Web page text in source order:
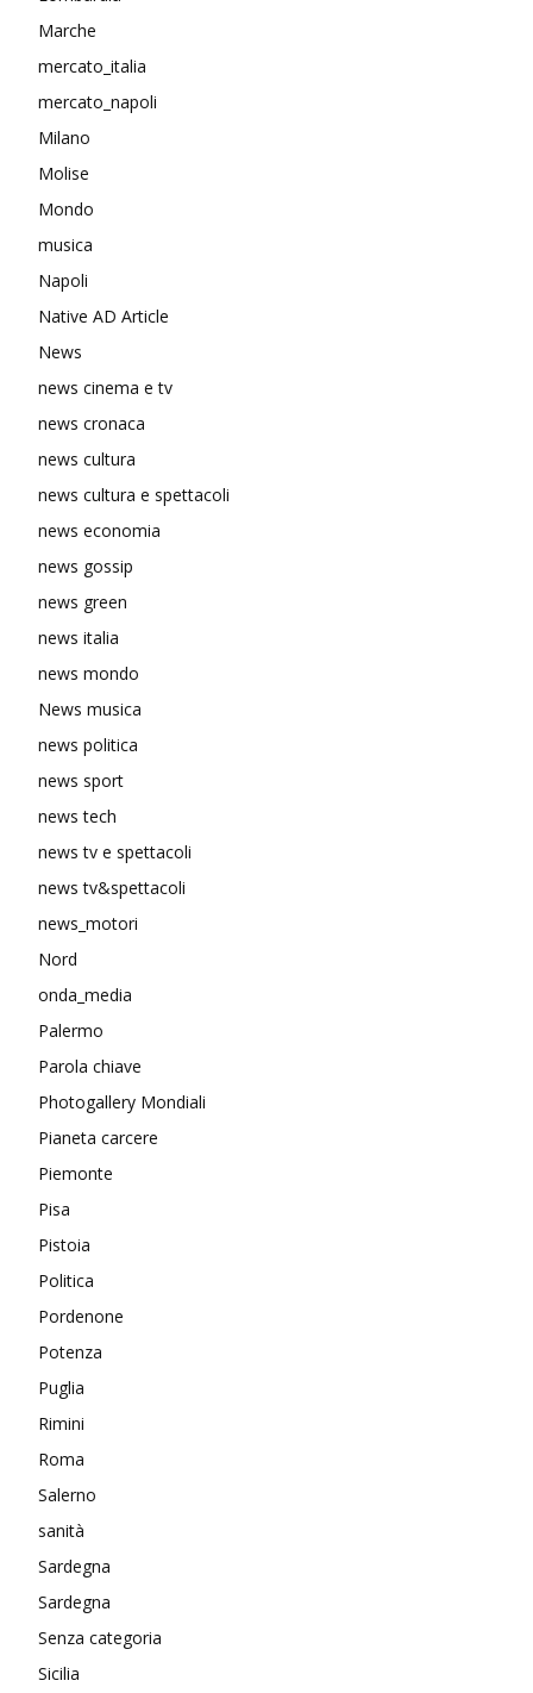
Marche
mercato_italia
mercato_napoli
Milano
Molise
Mondo
musica
Napoli
Native AD Article
News
news cinema e tv
news cronaca
news cultura
news cultura e spettacoli
news economia
news gossip
news green
news italia
news mondo
News musica
news politica
news sport
news tech
news tv e spettacoli
news tv&spettacoli
news_motori
Nord
onda_media
Palermo
Parola chiave
Photogallery Mondiali
Pianeta carcere
Piemonte
Pisa
Pistoia
Politica
Pordenone
Potenza
Puglia
Rimini
Roma
Salerno
sanità
Sardegna
Sardegna
Senza categoria
Sicilia